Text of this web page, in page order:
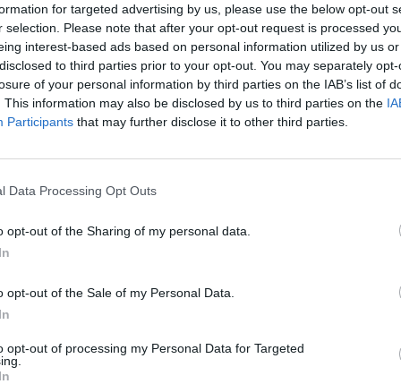
for targeted advertising by us, please use the below opt-out
selection. Please note that after your opt-out request is processed
interest-based ads based on personal information utilized by us
to third parties prior to your opt-out. You may separately
of your personal information by third parties on the IAB’s list of
This information may also be disclosed by us to third parties on the
Participants that may further disclose it to other third parties.
Data Processing Opt Outs
opt-out of the Sharing of my personal data.
opt-out of the Sale of my Personal Data.
opt-out of processing my Personal Data for Targeted
Visi įrašai
–
kasdienybė – priekabiavimas, patyčios ir
Žinios Lietuvos diena
00:02:08
Aukštaitijos pučiamųjų orkestras